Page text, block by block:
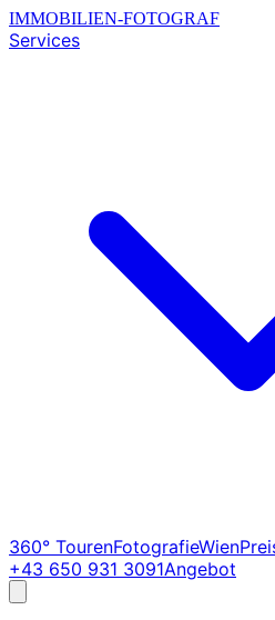
IMMOBILIEN-FOTOGRAF
Services
360° TourenFotografieWien
+43 650 931 3091Angebot